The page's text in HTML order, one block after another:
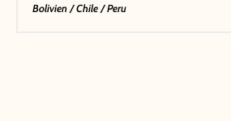
Bolivien / Chile / Peru